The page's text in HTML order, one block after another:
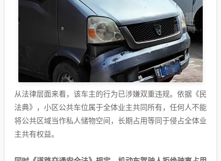
从法律层面来看，该车主的行为已涉嫌双重违规。依据《民
法典》，小区公共车位属于全体业主共同所有，任何人不能
将公共区域当作私人储物空间，长期占用等同于侵占全体业
主共有权益。